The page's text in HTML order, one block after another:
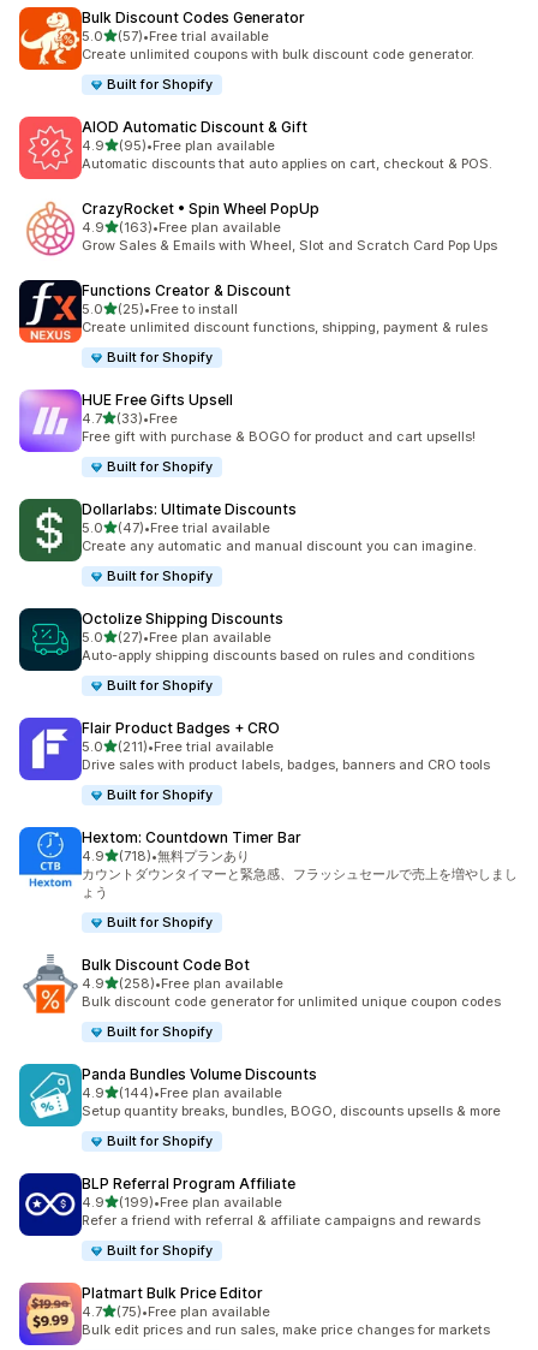
Bulk Discount Codes Generator
5.05つ星中
(57)
合計レビュー数：57件
•Free trial available
Create unlimited coupons with bulk discount code generator.
Built for Shopify
AIOD Automatic Discount & Gift
4.95つ星中
(95)
合計レビュー数：95件
•Free plan available
Automatic discounts that auto applies on cart, checkout & POS.
CrazyRocket • Spin Wheel PopUp
4.95つ星中
(163)
合計レビュー数：163件
•Free plan available
Grow Sales & Emails with Wheel, Slot and Scratch Card Pop Ups
Functions Creator & Discount
5.05つ星中
(25)
合計レビュー数：25件
•Free to install
Create unlimited discount functions, shipping, payment & rules
Built for Shopify
HUE Free Gifts Upsell
4.75つ星中
(33)
合計レビュー数：33件
•Free
Free gift with purchase & BOGO for product and cart upsells!
Built for Shopify
Dollarlabs: Ultimate Discounts
5.05つ星中
(47)
合計レビュー数：47件
•Free trial available
Create any automatic and manual discount you can imagine.
Built for Shopify
Octolize Shipping Discounts
5.05つ星中
(27)
合計レビュー数：27件
•Free plan available
Auto-apply shipping discounts based on rules and conditions
Built for Shopify
Flair Product Badges + CRO
5.05つ星中
(211)
合計レビュー数：211件
•Free trial available
Drive sales with product labels, badges, banners and CRO tools
Built for Shopify
Hextom: Countdown Timer Bar
4.95つ星中
(718)
合計レビュー数：718件
•無料プランあり
カウントダウンタイマーと緊急感、フラッシュセールで売上を増やしまし
ょう
Built for Shopify
Bulk Discount Code Bot
4.95つ星中
(258)
合計レビュー数：258件
•Free plan available
Bulk discount code generator for unlimited unique coupon codes
Built for Shopify
Panda Bundles Volume Discounts
4.95つ星中
(144)
合計レビュー数：144件
•Free plan available
Setup quantity breaks, bundles, BOGO, discounts upsells & more
Built for Shopify
BLP Referral Program Affiliate
4.95つ星中
(199)
合計レビュー数：199件
•Free plan available
Refer a friend with referral & affiliate campaigns and rewards
Built for Shopify
Platmart Bulk Price Editor
4.75つ星中
(75)
合計レビュー数：75件
•Free plan available
Bulk edit prices and run sales, make price changes for markets